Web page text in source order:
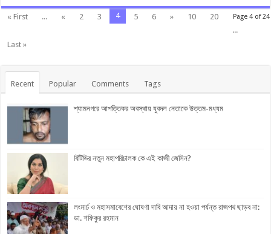
Page 4 of 24
« First ... « 2 3 4 5 6 » 10
20
...
Last »
Recent Popular Comments Tags
শ্যামনগরে আপত্তিকর অবস্থায় যুবদল নেতাকে উত্তম-মধ্যম
বিটিভির নতুন মহাপরিচালক কে এই কাজী জেসিন?
লংমার্চ ও মহাসমাবেশের ঘোষণা দাবি আদায় না হওয়া পর্যন্ত রাজপথ ছাড়ব না:
ডা. শফিকুর রহমান